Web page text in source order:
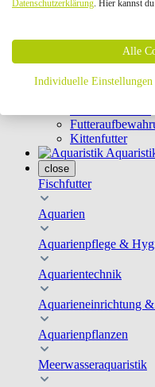
Geschirre &
Schutznetze
Katzenkameras
Futternäpfe
Kittenfutter
close
Fischfutter
Aquarien
Aquarienpflege &
Aquarientechnik
Aquarieneinrichtung
Aquarienpflanzen
Meerwasseraquaristik
Datenschutzerklärung. Hier kannst
Alle
Individuelle Einstellungen